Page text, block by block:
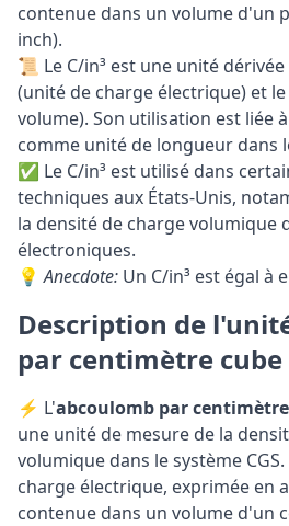
contenue dans un volume d'un
inch).
📜 Le C/in³ est une unité
(unité de charge électrique) et
volume). Son utilisation est liée
comme unité de longueur dans
✅ Le C/in³ est utilisé dans
techniques aux États-Unis,
la densité de charge volumique
électroniques.
💡Anecdote: Un C/in³ est égal à
Description de
par centimètre cube
⚡ L'abcoulomb par
une unité de mesure de la
volumique dans le système
charge électrique, exprimée en
contenue dans un volume d'un